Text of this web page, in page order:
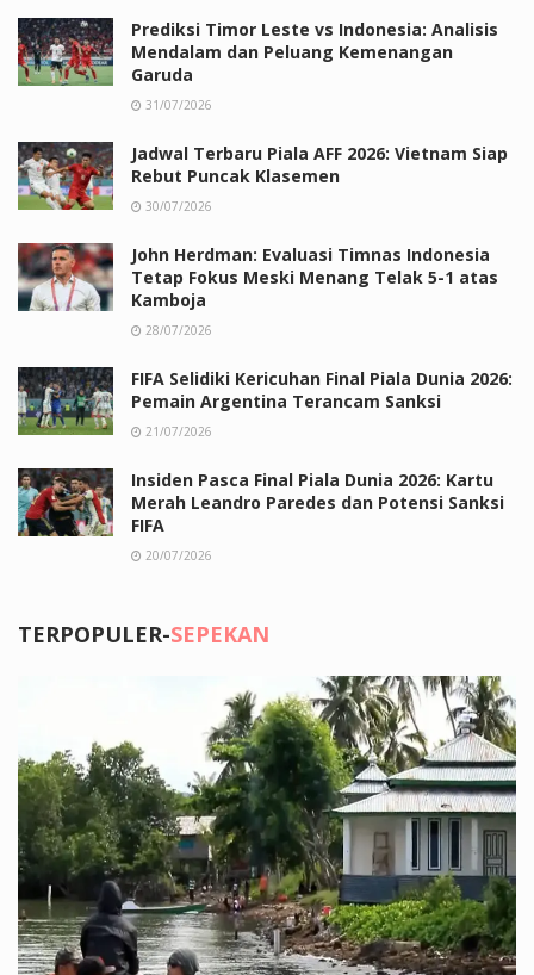
Prediksi Timor Leste vs Indonesia: Analisis
Mendalam dan Peluang Kemenangan
Garuda
31/07/2026
Jadwal Terbaru Piala AFF 2026: Vietnam Siap
Rebut Puncak Klasemen
30/07/2026
John Herdman: Evaluasi Timnas Indonesia
Tetap Fokus Meski Menang Telak 5-1 atas
Kamboja
28/07/2026
FIFA Selidiki Kericuhan Final Piala Dunia 2026:
Pemain Argentina Terancam Sanksi
21/07/2026
Insiden Pasca Final Piala Dunia 2026: Kartu
Merah Leandro Paredes dan Potensi Sanksi
FIFA
20/07/2026
TERPOPULER-SEPEKAN